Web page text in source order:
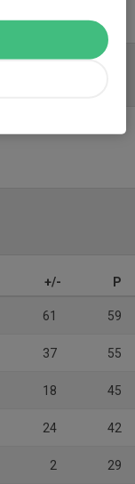
+/- P
61 59
37 55
18 45
24 42
2 29